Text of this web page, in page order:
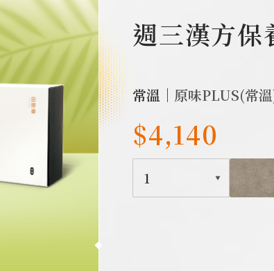
週三漢方
常溫｜ 原味PLUS(常
$4,140
1